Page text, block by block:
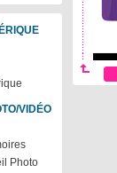
VIDÉO
Photo